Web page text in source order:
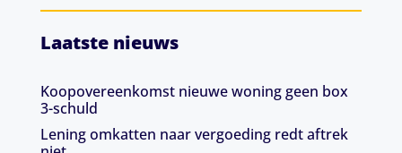
Laatste nieuws
Koopovereenkomst nieuwe woning geen box
3-schuld
Lening omkatten naar vergoeding redt aftrek